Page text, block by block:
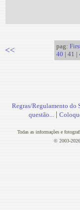
<< pag:
40 | 41 |
Regras/Regulamento do
questão... |
Todas as informações e
© 2003-